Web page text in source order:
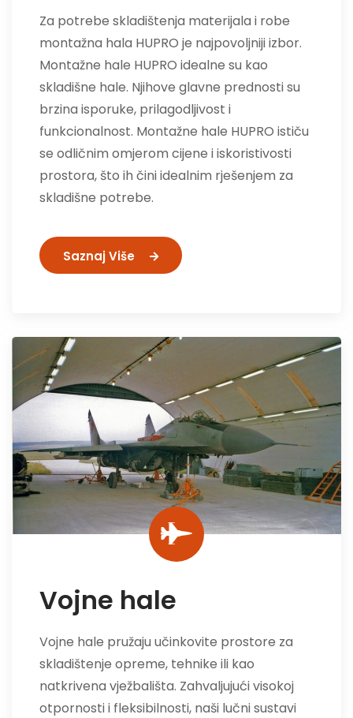
Za potrebe skladištenja materijala i robe
montažna hala HUPRO je najpovoljniji izbor.
Montažne hale HUPRO idealne su kao
skladišne hale. Njihove glavne prednosti su
brzina isporuke, prilagodljivost i
funkcionalnost. Montažne hale HUPRO ističu
se odličnim omjerom cijene i iskoristivosti
prostora, što ih čini idealnim rješenjem za
skladišne potrebe.
Saznaj Više
Vojne hale
Vojne hale pružaju učinkovite prostore za
skladištenje opreme, tehnike ili kao
natkrivena vježbališta. Zahvaljujući visokoj
otpornosti i fleksibilnosti, naši lučni sustavi